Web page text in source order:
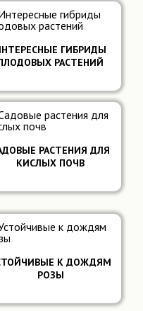
ГИБРИДЫ
РАСТЕНИЙ
РАСТЕНИЯ ДЛЯ
КИСЛЫХ ПОЧВ
К ДОЖДЯМ
РОЗЫ